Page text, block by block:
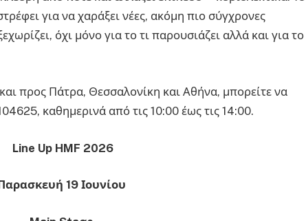
για να χαράξει νέες, ακόμη πιο σύγχρονες
όχι μόνο για το τι παρουσιάζει αλλά και για το
προς Πάτρα, Θεσσαλονίκη και Αθήνα, μπορείτε να
καθημερινά από τις 10:00 έως τις 14:00.
Line Up HMF 2026
19 Ιουνίου